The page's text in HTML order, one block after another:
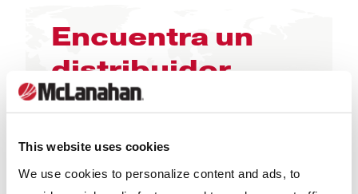
This website uses cookies
We use cookies to personalize content and ads, to
Encuentra un
distribuidor
Para empezar, elige una sector:
Arena de fractura
Áridos